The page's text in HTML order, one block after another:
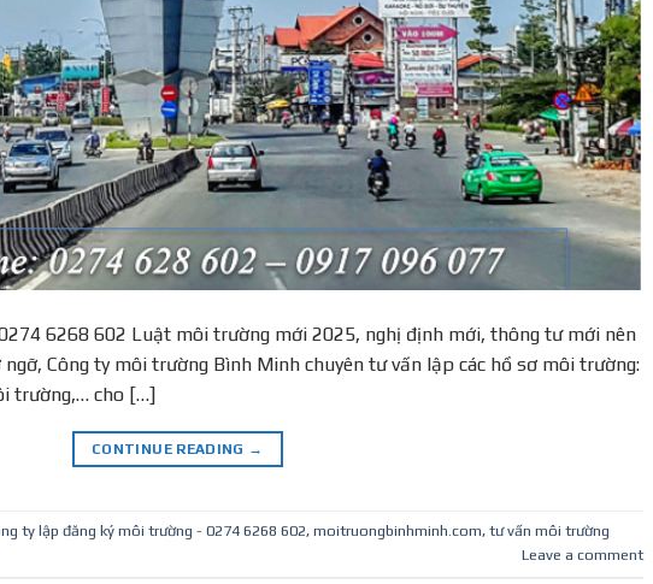
6268 602 Luật môi trường mới 2025, nghị định mới, thông tư mới nên
Công ty môi trường Bình Minh chuyên tư vấn lập các hồ sơ môi trường:
trường,… cho […]
CONTINUE READING →
ty lập đăng ký môi trường - 0274 6268 602, moitruongbinhminh.com, tư vấn môi trường
Leave a comment